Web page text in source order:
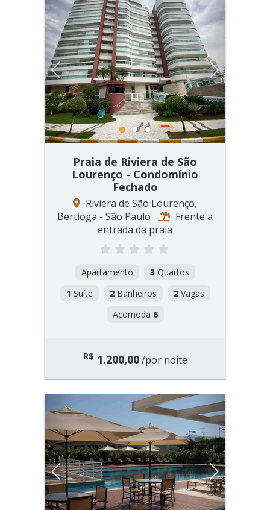
Previous Next
1 2 3
Praia de Riviera de São
Lourenço - Condomínio
Fechado
Riviera de São Lourenço,
Bertioga - São Paulo
Frente a
entrada da praia
Apartamento 3 Quartos
1 Suíte 2Banheiros 2Vagas
Acomoda 6
R$ 1.200,00/por noite
Previous Next